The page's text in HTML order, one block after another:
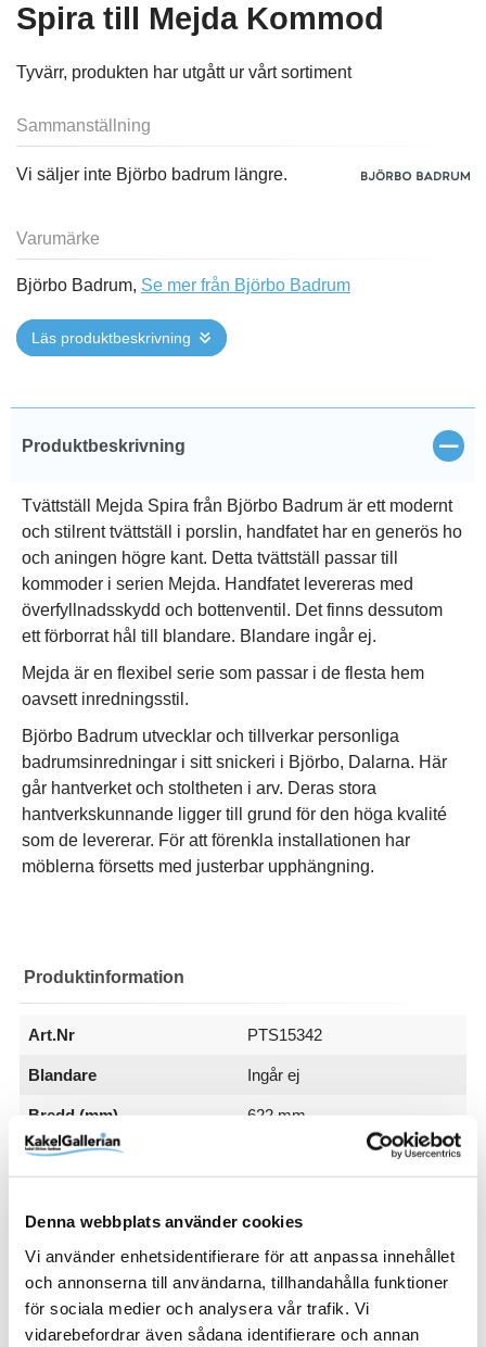
Denna webbplats använder cookies
Vi använder enhetsidentifierare för att anpassa innehållet
och annonserna till användarna, tillhandahålla funktioner
för sociala medier och analysera vår trafik. Vi
vidarebefordrar även sådana identifierare och annan
Spira till Mejda Kommod
Tyvärr, produkten har utgått ur vårt sortiment
Sammanställning
Vi säljer inte Björbo badrum längre.
Varumärke
Björbo Badrum, Se mer från Björbo Badrum
Läs produktbeskrivning
Produktbeskrivning Stäng
Tvättställ Mejda Spira från Björbo Badrum är ett modernt
och stilrent tvättställ i porslin, handfatet har en generös ho
och aningen högre kant. Detta tvättställ passar till
kommoder i serien Mejda. Handfatet levereras med
överfyllnadsskydd och bottenventil. Det finns dessutom
ett förborrat hål till blandare. Blandare ingår ej.
Mejda är en flexibel serie som passar i de flesta hem
oavsett inredningsstil.
Björbo Badrum utvecklar och tillverkar personliga
badrumsinredningar i sitt snickeri i Björbo, Dalarna. Här
går hantverket och stoltheten i arv. Deras stora
hantverkskunnande ligger till grund för den höga kvalité
som de levererar. För att förenkla installationen har
möblerna försetts med justerbar upphängning.
Produktinformation
Art.Nr PTS15342
Blandare Ingår ej
Bredd (mm)
622 mm
Djup (mm)
Färg
Hål för blandare
Passar till Mejda grund kommod
Serie
Utförande Tvättställ
Varumärke
SKU / artikelnummer: PTS15342-BB
Relaterade kategorier